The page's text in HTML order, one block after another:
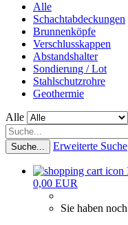
Alle
Schachtabdeckungen
Brunnenköpfe
Verschlusskappen
Abstandshalter
Sondierung / Lot
Stahlschutzrohre
Geothermie
Alle
Suche... Erweiterte Suche
0,00 EUR
Sie haben